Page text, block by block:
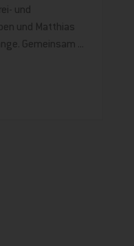
und
und Matthias
Gemeinsam